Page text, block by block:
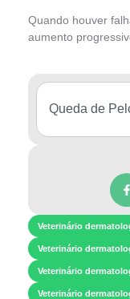
Quando houver
aumento
Veterinário
Veterinário
Veterinário
Veterinário